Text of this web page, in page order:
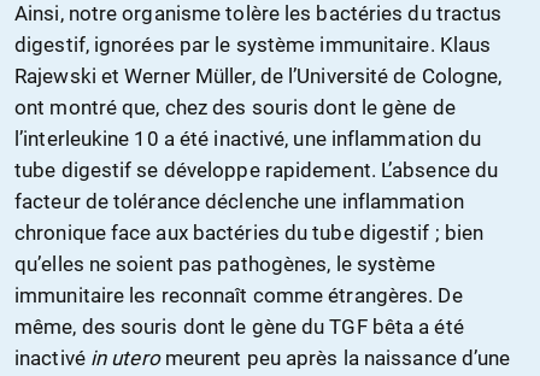
Ainsi, notre organisme tolère les bactéries du tractus
digestif, ignorées par le système immunitaire. Klaus
Rajewski et Werner Müller, de l’Université de Cologne,
ont montré que, chez des souris dont le gène de
l’interleukine 10 a été inactivé, une inflammation du
tube digestif se développe rapidement. L’absence du
facteur de tolérance déclenche une inflammation
chronique face aux bactéries du tube digestif ; bien
qu’elles ne soient pas pathogènes, le système
immunitaire les reconnaît comme étrangères. De
même, des souris dont le gène du TGF bêta a été
inactivé in uteromeurent peu après la naissance d’une